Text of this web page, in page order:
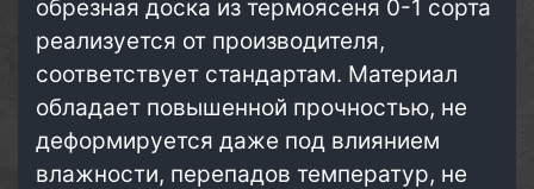
обрезная доска из термоясеня 0-1 сорта
реализуется от производителя,
соответствует стандартам. Материал
обладает повышенной прочностью, не
деформируется даже под влиянием
влажности, перепадов температур, не